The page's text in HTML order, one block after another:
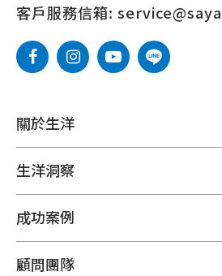
客戶服務信箱:
關於生洋
生洋洞察
成功案例
顧問團隊